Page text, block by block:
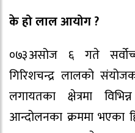
के हो लाल आयोग ?
०७३असोज ६ गते
गिरिशचन्द्र लालको
लगायतका क्षेत्रमा
आन्दोलनका क्रममा भएका